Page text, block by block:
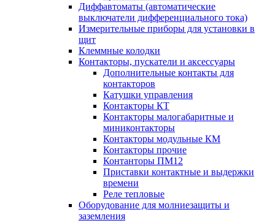
Диффавтоматы (автоматические
выключатели дифференциального тока)
Измерительные приборы для установки в
щит
Клеммные колодки
Контакторы, пускатели и аксессуары
Дополнительные контакты для
контакторов
Катушки управления
Контакторы КТ
Контакторы малогабаритные и
миниконтакторы
Контакторы модульные КМ
Контакторы прочие
Контанторы ПМ12
Приставки контактные и выдержки
времени
Реле тепловые
Оборудование для молниезащиты и
заземления